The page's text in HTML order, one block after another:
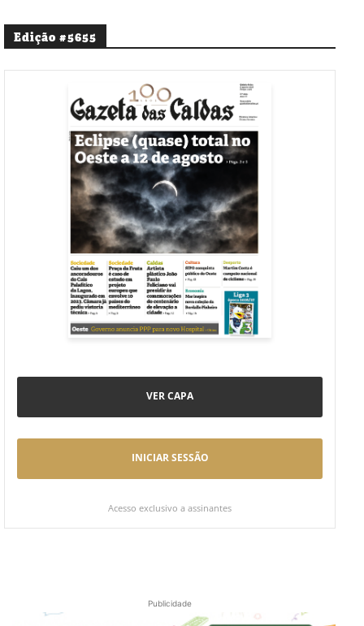
Edição #5655
VER CAPA
INICIAR SESSÃO
Acesso exclusivo a assinantes
Publicidade